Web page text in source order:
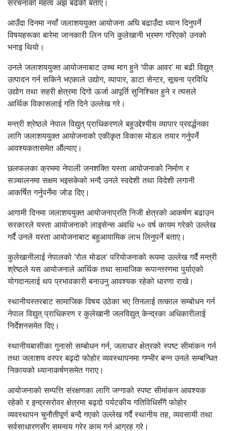
संरचनाको महत्व अझ बढेको बताए।
आउँदा दिनमा नयाँ जलाशययुक्त आयोजना अघि बढाउँदा ध्यान दिनुपर्ने
विषयहरूका बारेमा जानकारी लिन पनि कुलेखानी भ्रमण गरिएको उनको
भनाइ थियो।
उनले जलाशययुक्त आयोजनाबाट उच्च माग हुने ‘पीक आवर’ मा बढी विद्युत्
उत्पादन गर्न सकिने भएकाले उद्योग, व्यापार, डाटा सेन्टर, सूचना प्रविधि
उद्योग तथा सहरी क्षेत्रमा दिगो ऊर्जा आपूर्ति सुनिश्चित हुने र त्यसले
आर्थिक विकासलाई गति दिने उल्लेख गरे।
मन्त्री श्रेष्ठले नेपाल विद्युत् प्राधिकरणले बहुउद्देश्यीय व्यापार प्रवर्द्धनका
लागि जलाशययुक्त आयोजनाको एकीकृत विकास मोडल तयार गर्नुपर्ने
आवश्यकतासमेत औंल्याए।
छलफलका क्रममा नेपाली जनशक्ति यस्ता आयोजनाको निर्माण र
सञ्चालनमा सक्षम भइसकेको भन्दै उनले स्वदेशी तथा विदेशी लगानी
आकर्षित गर्नुपर्नेमा जोड दिए।
आगामी दिनमा जलाशययुक्त आयोजनाप्रति निजी क्षेत्रको आकर्षण बढाउन
सरकारले यस्ता आयोजनाको लाइसेन्स अवधि ५० वर्ष कायम गरेको उल्लेख
गर्दै उनले यस्ता आयोजनाबाट बहुआयामिक लाभ लिनुपर्ने बताए।
कुलेखानीलाई नेपालको ‘रोल मोडल’ परियोजनाको रूपमा उल्लेख गर्दै मन्त्री
श्रेष्ठले यस आयोजनाले आर्थिक तथा सामाजिक रूपान्तरणमा पुर्याएको
योगदानलाई थप प्रभावकारी बनाउनु आवश्यक रहेको धारणा राखे।
स्थानीयस्तरबाट सामाजिक विषय उठेका भए तिनलाई तत्काल सम्बोधन गर्न
नेपाल विद्युत् प्राधिकरण र कुलेखानी जलविद्युत् केन्द्रका अधिकारीलाई
निर्देशनसमेत दिए।
स्थानीयबासीका गुनासो सम्बोधन गर्न, जलाधार क्षेत्रको स्पष्ट सीमांकन गर्न
तथा जलाशय वरपर बढ्दो फोहोर व्यवस्थापनमा गम्भीर बन्न उनले सम्बन्धित
निकायको ध्यानाकर्षणसमेत गराए।
आयोजनाको सम्पत्ति संरक्षणका लागि जग्गाको स्पष्ट सीमांकन आवश्यक
रहेको र इन्द्रसरोवर क्षेत्रमा बढ्दो पर्यटकीय गतिविधिसँगै फोहोर
व्यवस्थापन चुनौतीपूर्ण बन्दै गएको उल्लेख गर्दै स्थानीय तह, व्यवसायी तथा
सर्वसाधारणसँग समन्वय गरेर काम गर्न आग्रह गरे।